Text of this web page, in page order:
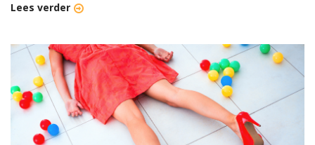
Lees verder